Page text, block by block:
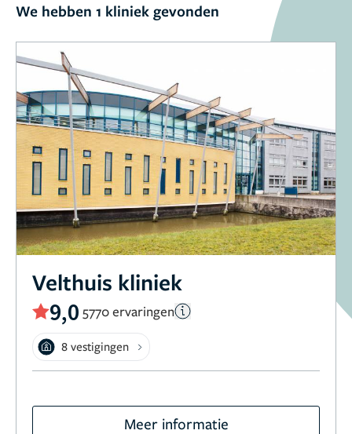
We hebben 1 kliniek gevonden
Velthuis kliniek
9,0 5770 ervaringen
8 vestigingen
Meer informatie